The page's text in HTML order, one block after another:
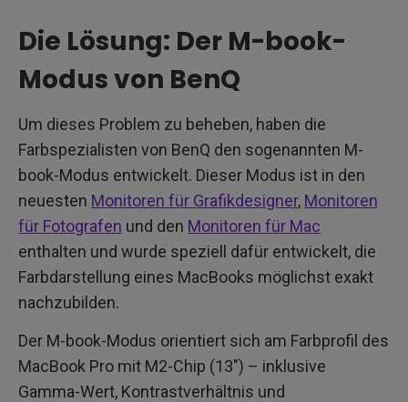
Die Lösung: Der M-book-
Modus von BenQ
Um dieses Problem zu beheben, haben die
Farbspezialisten von BenQ den sogenannten M-
book-Modus entwickelt. Dieser Modus ist in den
neuesten Monitoren für Grafikdesigner, Monitoren
für Fotografen und den Monitoren für Mac
enthalten und wurde speziell dafür entwickelt, die
Farbdarstellung eines MacBooks möglichst exakt
nachzubilden.
Der M-book-Modus orientiert sich am Farbprofil des
MacBook Pro mit M2-Chip (13") – inklusive
Gamma-Wert, Kontrastverhältnis und